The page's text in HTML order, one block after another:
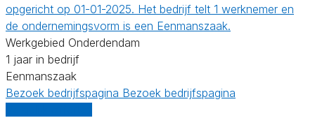
opgericht op 01-01-2025. Het bedrijf telt 1 werknemer en
de ondernemingsvorm is een Eenmanszaak.
Werkgebied Onderdendam
1 jaar in bedrijf
Eenmanszaak
Bezoek bedrijfspagina Bezoek bedrijfspagina